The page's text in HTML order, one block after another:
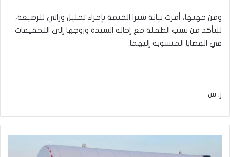
ومن جهتها، أمرت نيابة شبرا الخيمة بإجراء تحليل وراثي للرضيعة،
للتأكد من نسب الطفلة مع إحالة السيدة وزوجها إلى التحقيقات
في القضايا المنسوبة إليهما.
ر. س